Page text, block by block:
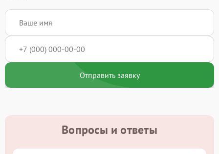
Отправить заявку
Вопросы и ответы